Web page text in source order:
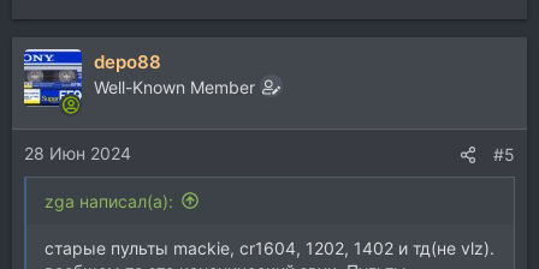
е
а
к
ц
и
и
:
depo88
Well-Known Member
28 Июн 2024 #5
zga написал(а):
старые пульты mackie, cr1604, 1202, 1402 и тд(не vlz).